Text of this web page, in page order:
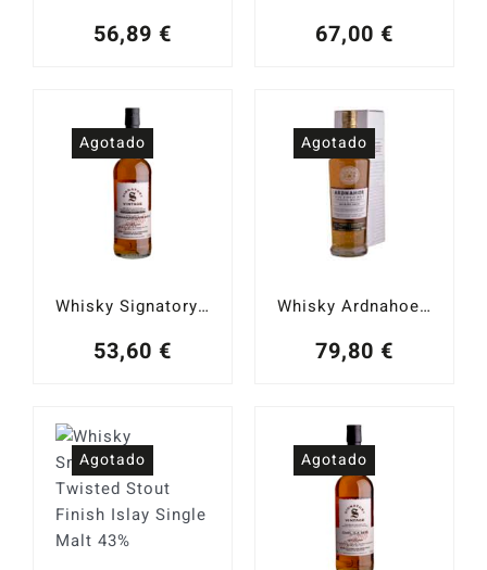
56,89 € 67,00 €
Agotado
Whisky Signatory Bunnahabhain 2013 Staoisha H. Peated 10 YO 100 Proof Ed. #7 Islay Single Malt 57,1%
53,60 €
Agotado
Whisky Ardnahoe Infinite Loch Islay Single Malt 50%
79,80 €
Agotado Agotado